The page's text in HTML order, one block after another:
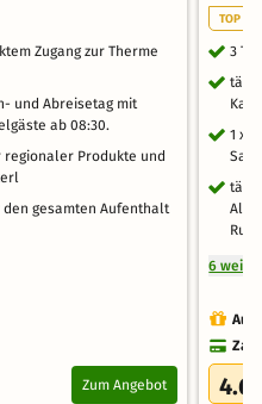
Zugang zur Therme
und Abreisetag mit
ab 08:30.
Produkte und
gesamten Aufenthalt
Zum Angebot
TOP
3
1 x
6
4.6